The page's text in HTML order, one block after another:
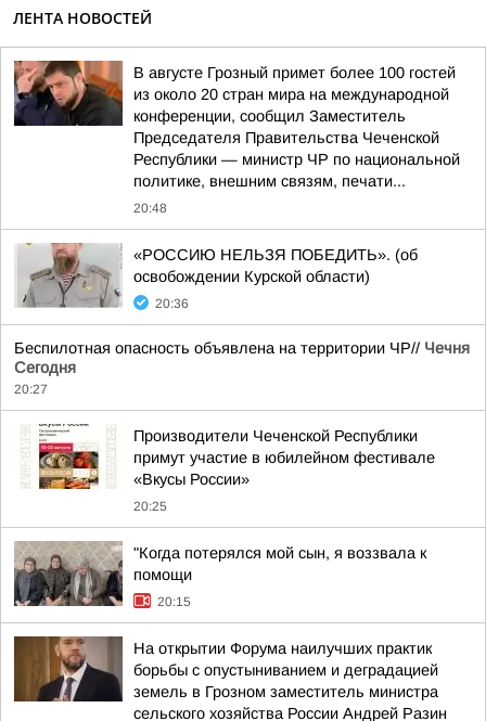
ЛЕНТА НОВОСТЕЙ
В августе Грозный примет более 100 гостей
из около 20 стран мира на международной
конференции, сообщил Заместитель
Председателя Правительства Чеченской
Республики — министр ЧР по национальной
политике, внешним связям, печати...
20:48
«РОССИЮ НЕЛЬЗЯ ПОБЕДИТЬ». (об
освобождении Курской области)
20:36
Беспилотная опасность объявлена на территории ЧР// Чечня
Сегодня
20:27
Производители Чеченской Республики
примут участие в юбилейном фестивале
«Вкусы России»
20:25
"Когда потерялся мой сын, я воззвала к
помощи
20:15
На открытии Форума наилучших практик
борьбы с опустыниванием и деградацией
земель в Грозном заместитель министра
сельского хозяйства России Андрей Разин